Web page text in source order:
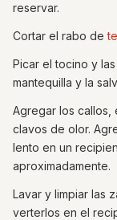
reservar.
Cortar el rabo de
Picar el tocino y
mantequilla y la
Agregar los callos,
clavos de olor.
lento en un
aproximadamente.
Lavar y limpiar las
verterlos en el